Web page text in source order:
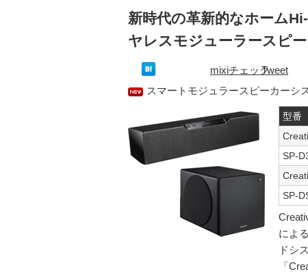
新時代の革新的なホーム
ヤレスモジューラースピ
mixiチェックTweet
スマートモジュラースピーカーシ
型番
SP-
SP-
によ
ドシ
「